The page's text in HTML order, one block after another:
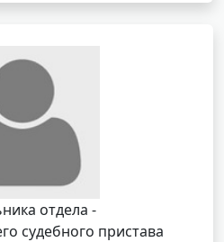
отдела -
судебного пристава